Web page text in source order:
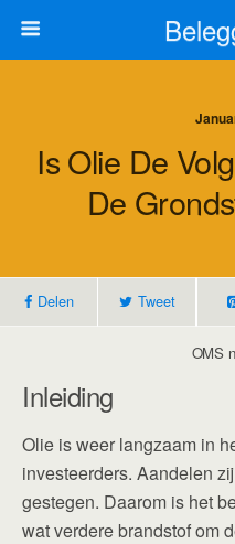
Is Olie De
De
Delen Tweet
OMS
Inleiding
Olie is weer langzaam in
investeerders. Aandelen
gestegen. Daarom is het
wat verdere brandstof om